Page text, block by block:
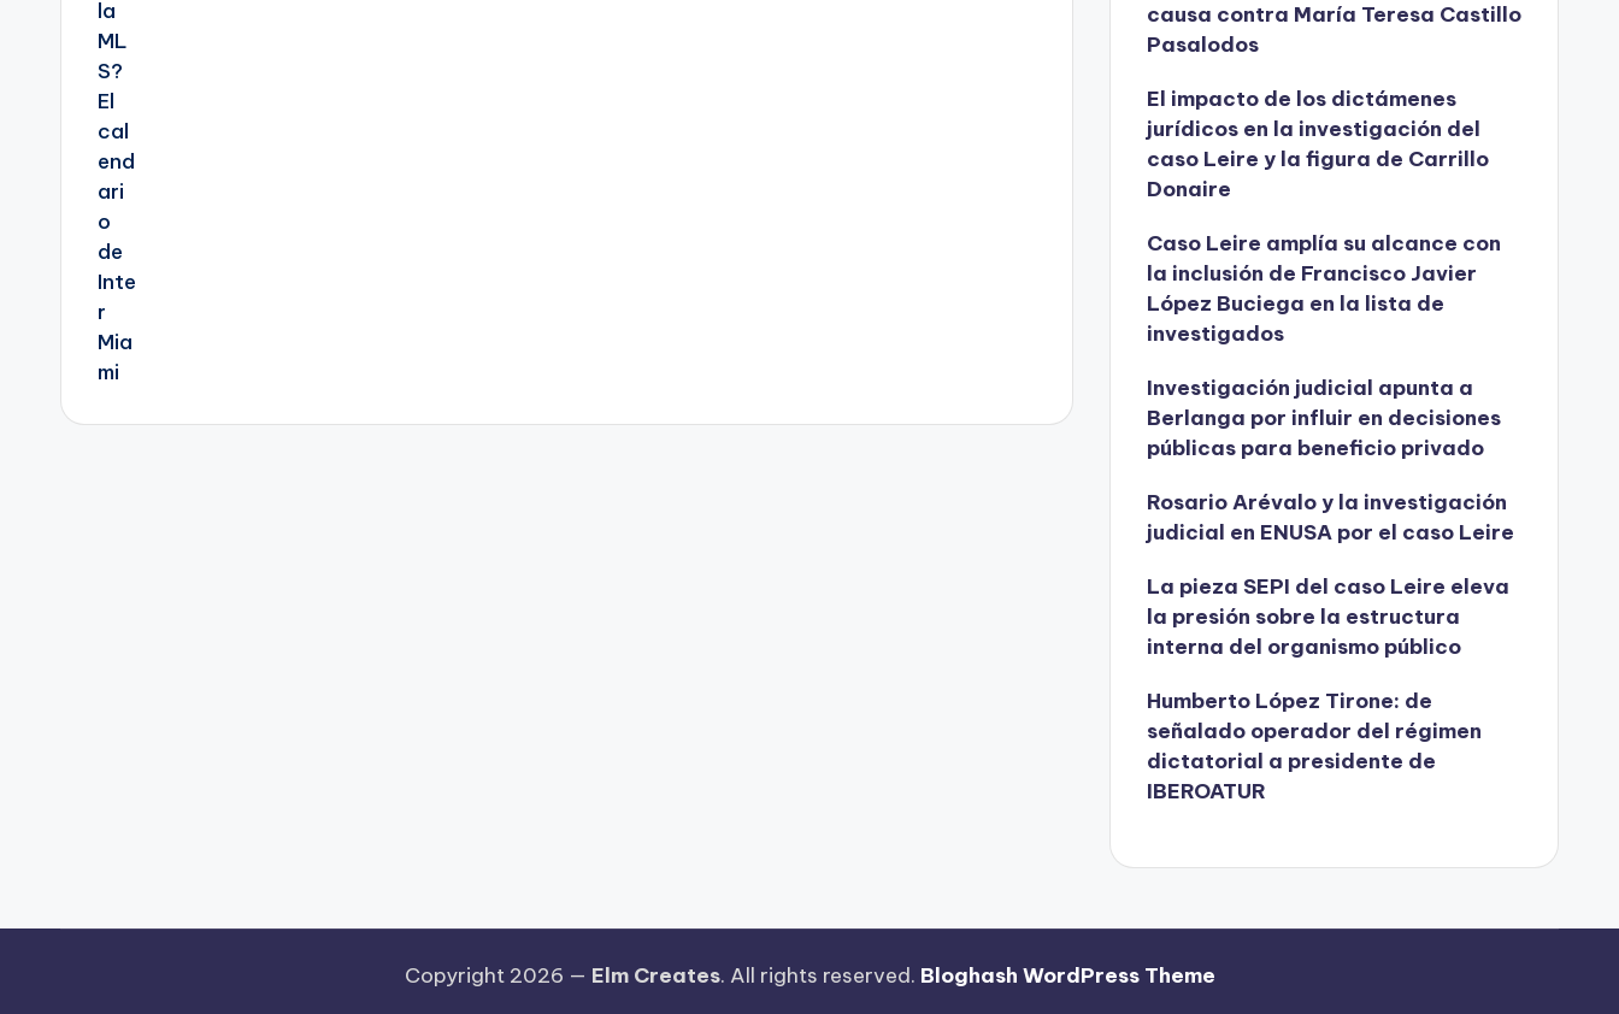
causa contra María Teresa Castillo
Pasalodos
El impacto de los dictámenes
jurídicos en la investigación del
caso Leire y la figura de Carrillo
Donaire
Caso Leire amplía su alcance con
la inclusión de Francisco Javier
López Buciega en la lista de
investigados
Investigación judicial apunta a
Berlanga por influir en decisiones
públicas para beneficio privado
Rosario Arévalo y la investigación
judicial en ENUSA por el caso Leire
La pieza SEPI del caso Leire eleva
la presión sobre la estructura
interna del organismo público
Humberto López Tirone: de
señalado operador del régimen
dictatorial a presidente de
IBEROATUR
Copyright 2026 — Elm Creates. All rights reserved. Bloghash WordPress Theme